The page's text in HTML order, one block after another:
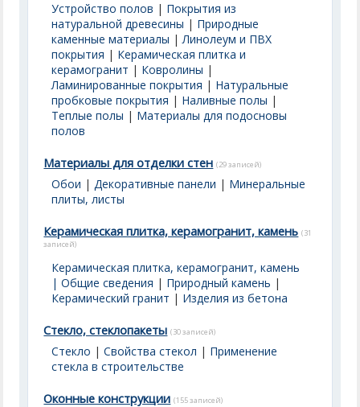
Устройство полов | Покрытия из
натуральной древесины | Природные
каменные материалы |Линолеум и ПВХ
покрытия | Керамическая плитка и
керамогранит | Ковролины |
Ламинированные покрытия | Натуральные
пробковые покрытия | Наливные полы |
Теплые полы | Материалы для подосновы
полов
Материалы для отделки стен (29 записей)
Обои |Декоративные панели | Минеральные
плиты, листы
Керамическая плитка, керамогранит, камень (31
записей)
Керамическая плитка, керамогранит, камень
| Общие сведения | Природный камень |
Керамический гранит | Изделия из бетона
Стекло, стеклопакеты (30 записей)
Стекло |Свойства стекол | Применение
стекла в строительстве
Оконные конструкции (155 записей)